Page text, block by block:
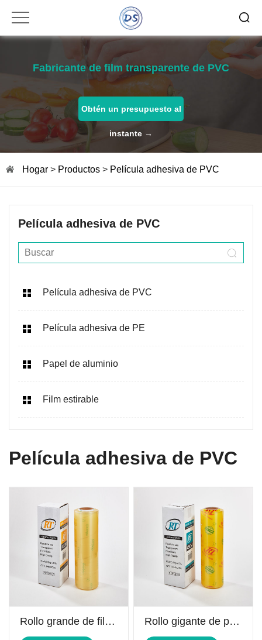
Fabricante de film transparente de PVC
Obtén un presupuesto al
instante →
Hogar > Productos > Película adhesiva de PVC
Película adhesiva de PVC
Película adhesiva de PVC
Película adhesiva de PE
Papel de aluminio
Film estirable
Película adhesiva de PVC
Rollo grande de film transparente Rollo gigante de película adhesiva de PVC